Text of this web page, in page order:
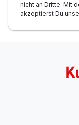
nicht an Dritte. Mit
akzeptierst Du